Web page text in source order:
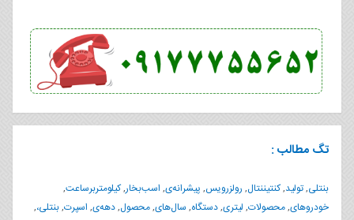
تگ مطالب :
بنتلی,تولید,کنتیننتال, رولزرویس, پیشرانه‌ی, اسب‌بخار,کیلومتربرساعت,
خودروهای,محصولات, لیتری,دستگاه, سال‌های,محصول,دهه‌ی, اسپرت,بنتلی،,